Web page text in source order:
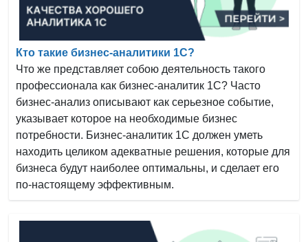
Кто такие бизнес-аналитики 1С?
Что же представляет собою деятельность такого
профессионала как бизнес-аналитик 1С? Часто
бизнес-анализ описывают как серьезное событие,
указывает которое на необходимые бизнес
потребности. Бизнес-аналитик 1С должен уметь
находить целиком адекватные решения, которые для
бизнеса будут наиболее оптимальны, и сделает его
по-настоящему эффективным.